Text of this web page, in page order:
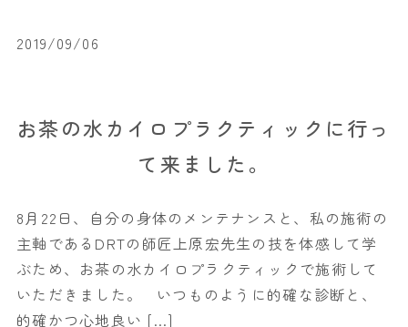
2019/09/06
お茶の水カイロプラクティックに行っ
て来ました。
8月22日、自分の身体のメンテナンスと、私の施術の
主軸であるDRTの師匠上原宏先生の技を体感して学
ぶため、お茶の水カイロプラクティックで施術して
いただきました。 いつものように的確な診断と、
的確かつ心地良い […]